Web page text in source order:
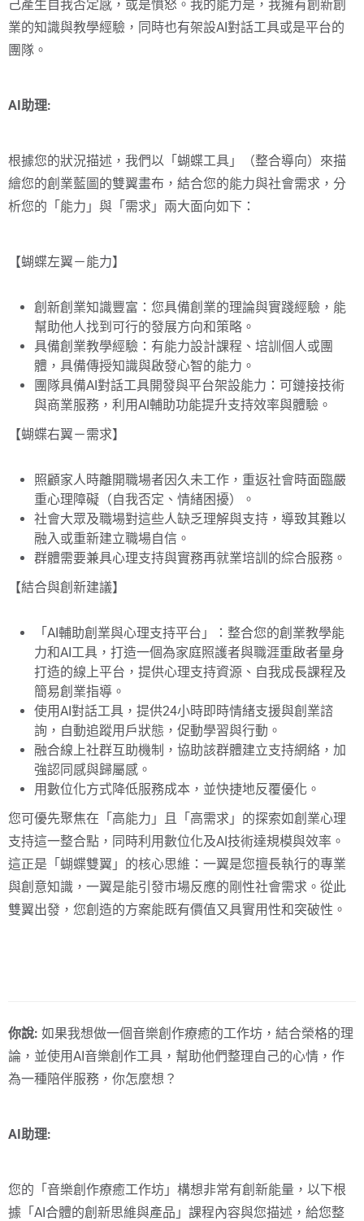
己產生自我否定感，或是憤怒。我的能力是，我擁有創新創
業的知識與教學經驗，同時也有架設AI對話工具或是平台的
團隊。
AI助理:
根據您的狀況描述，我們以「蝴蝶工具」（整合導向）來描
繪您的創業藍圖的雙翼畫布，結合您的能力與社會需求，分
析您的「能力」與「需求」兩大面向如下：
【蝴蝶左翼－能力】
創新創業知識豐富：您具備創業的理論與實踐經驗，能
幫助他人找到可行的發展方向和策略。
具備創業教學經驗：有能力設計課程、培訓個人或團
體，具備傳授知識與啟發心智的能力。
團隊具備AI對話工具開發與平台架設能力：可鏈接技術
與商業服務，利用AI輔助功能提升支持效率與體驗。
【蝴蝶右翼－需求】
照顧家人時離開職場者因久未工作，重返社會時面臨嚴
重心理障礙（自我否定、情緒困擾）。
社會大眾及職場對這些人缺乏理解與支持，導致其難以
融入或重新建立職場自信。
群體需要兼具心理支持與實務再就業培訓的綜合服務。
【結合與創新建議】
「AI輔助創業與心理支持平台」：整合您的創業教學能
力和AI工具，打造一個為家庭照護者與職涯重啟者量身
打造的線上平台，提供心理支持資源、自我成長課程及
簡易創業指導。
使用AI對話工具，提供24小時即時情緒支援與創業諮
詢，自動追蹤用戶狀態，促動學習與行動。
融合線上社群互助機制，協助該群體建立支持網絡，加
強認同感與歸屬感。
用數位化方式降低服務成本，並快捷地反覆優化。
您可優先聚焦在「高能力」且「高需求」的探索如創業心理
支持這一整合點，同時利用數位化及AI技術達規模與效率。
這正是「蝴蝶雙翼」的核心思維：一翼是您擅長執行的專業
與創意知識，一翼是能引發市場反應的剛性社會需求。從此
雙翼出發，您創造的方案能既有價值又具實用性和突破性。
你說: 如果我想做一個音樂創作療癒的工作坊，結合榮格的理
論，並使用AI音樂創作工具，幫助他們整理自己的心情，作
為一種陪伴服務，你怎麼想？
AI助理:
您的「音樂創作療癒工作坊」構想非常有創新能量，以下根
據「AI合體的創新思維與產品」課程內容與您描述，給您整